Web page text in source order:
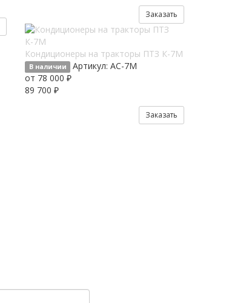
Заказать
Кондиционеры на тракторы ПТЗ К-7M
В наличии Артикул:AC-7М
от 78 000 ₽
89 700 ₽
Заказать